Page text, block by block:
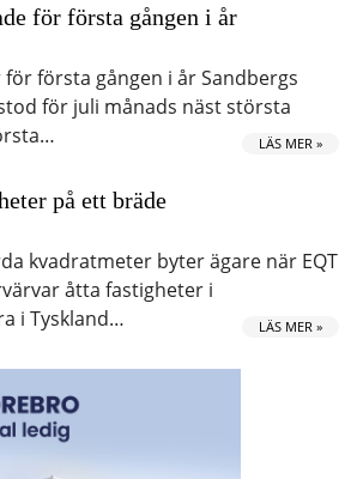
för första gången i år
första gången i år Sandbergs
för juli månads näst största
LÄS MER »
på ett bräde
kvadratmeter byter ägare när EQT
åtta fastigheter i
i Tyskland…
LÄS MER »